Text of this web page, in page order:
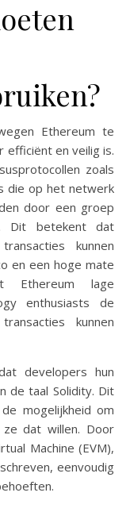
Ethereum te
efficiënt en veilig is.
zoals
die op het netwerk
door een groep
Dit betekent dat
kunnen
en een hoge mate
Ethereum lage
enthusiasts de
kunnen
developers hun
de taal Solidity. Dit
mogelijkheid om
dat willen. Door
Machine (EVM),
eenvoudig